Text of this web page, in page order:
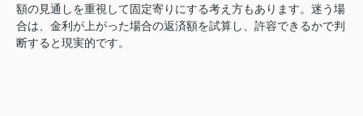
額の見通しを重視して固定寄りにする考え方もあります。迷う場
合は、金利が上がった場合の返済額を試算し、許容できるかで判
断すると現実的です。